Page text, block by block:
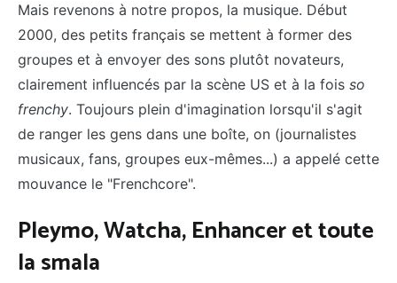
Mais revenons à notre propos, la musique. Début
2000, des petits français se mettent à former des
groupes et à envoyer des sons plutôt novateurs,
clairement influencés par la scène US et à la fois so
frenchy. Toujours plein d'imagination lorsqu'il s'agit
de ranger les gens dans une boîte, on (journalistes
musicaux, fans, groupes eux-mêmes...) a appelé cette
mouvance le "Frenchcore".
Pleymo, Watcha, Enhancer et toute
la smala